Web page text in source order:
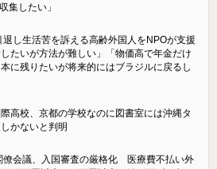
集したい」
退し生活苦を訴える高齢外国人をNPOが支援
したいが方法が難しい」「物価高で年金だけ
に残りたいが将来的にはブラジルに戻るし
際高校、京都の学校なのに図書室には沖縄タ
かないと判明
僚会議、入国審査の厳格化 医療費不払い外